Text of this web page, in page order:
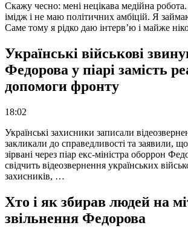
Скажу чесно: мені нецікава медійна
імідж і не маю політичних амбіцій. Я
Саме тому я рідко даю інтерв’ю і майже
Українські військові
Федорова у піарі замість
допомоги фронту
18:02
Українські захисники записали
закликали до справедливості та заявили,
зірвані через піар екс-міністра оборрон
свідчить відеозвернення українських
захисників, …
Хто і як збирав людей на
звільнення Федорова